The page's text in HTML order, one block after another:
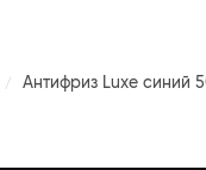
Антифриз Luxe синий